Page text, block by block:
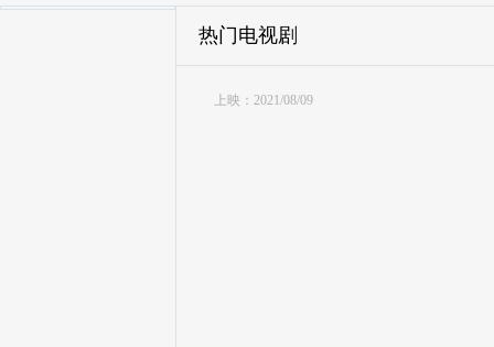
热门电视剧
上映：2021/08/09